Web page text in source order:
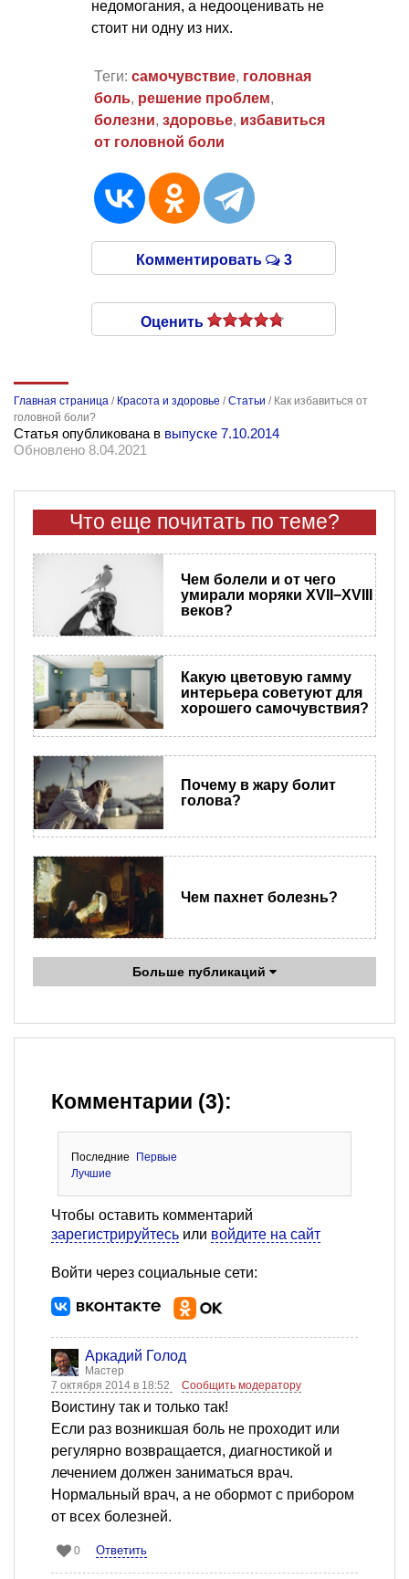
недомогания, а недооценивать не
стоит ни одну из них.
Теги: самочувствие, головная
боль, решение проблем,
болезни, здоровье, избавиться
от головной боли
Комментировать 3
Оценить
Главная страница / Красота и здоровье /Статьи / Как избавиться от
головной боли?
Статья опубликована в выпуске 7.10.2014
Обновлено 8.04.2021
Что еще почитать по теме?
Чем болели и от чего
умирали моряки XVII−XVIII
веков?
Какую цветовую гамму
интерьера советуют для
хорошего самочувствия?
Почему в жару болит
голова?
Чем пахнет болезнь?
Больше публикаций
Комментарии (3):
Последние
Первые
Лучшие
Чтобы оставить комментарий
зарегистрируйтесь или войдите на сайт
Войти через социальные сети:
Аркадий Голод
Мастер
7 октября 2014 в 18:52
Сообщить модератору
Воистину так и только так!
Если раз возникшая боль не проходит или
регулярно возвращается, диагностикой и
лечением должен заниматься врач.
Нормальный врач, а не обормот с прибором
от всех болезней.
0 Ответить